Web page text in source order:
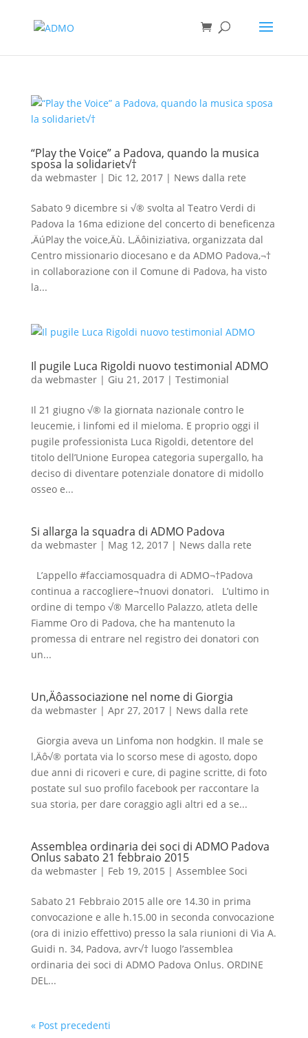
“Play the Voice” a Padova, quando la musica
sposa la solidariet√†
da webmaster| Dic 12, 2017| News dalla rete
Sabato 9 dicembre si √® svolta al Teatro Verdi di
Padova la 16ma edizione del concerto di beneficenza
‚ÄúPlay the voice‚Äù. L‚Äôiniziativa, organizzata dal
Centro missionario diocesano e da ADMO Padova,¬†
in collaborazione con il Comune di Padova, ha visto
la...
Il pugile Luca Rigoldi nuovo testimonial ADMO
da webmaster| Giu 21, 2017| Testimonial
Il 21 giugno √® la giornata nazionale contro le
leucemie, i linfomi ed il mieloma. E proprio oggi il
pugile professionista Luca Rigoldi, detentore del
titolo dell’Unione Europea categoria supergallo, ha
deciso di diventare potenziale donatore di midollo
osseo e...
Si allarga la squadra di ADMO Padova
da webmaster| Mag 12, 2017| News dalla rete
L’appello #facciamosquadra di ADMO¬†Padova
continua a raccogliere¬†nuovi donatori. L’ultimo in
ordine di tempo √® Marcello Palazzo, atleta delle
Fiamme Oro di Padova, che ha mantenuto la
promessa di entrare nel registro dei donatori con
un...
Un‚Äôassociazione nel nome di Giorgia
da webmaster| Apr 27, 2017| News dalla rete
Giorgia aveva un Linfoma non hodgkin. Il male se
l‚Äô√® portata via lo scorso mese di agosto, dopo
due anni di ricoveri e cure, di pagine scritte, di foto
postate sul suo profilo facebook per raccontare la
sua storia, per dare coraggio agli altri ed a se...
Assemblea ordinaria dei soci di ADMO Padova
Onlus sabato 21 febbraio 2015
da webmaster| Feb 19, 2015 | Assemblee Soci
Sabato 21 Febbraio 2015 alle ore 14.30 in prima
convocazione e alle h.15.00 in seconda convocazione
(ora di inizio effettivo) presso la sala riunioni di Via A.
Guidi n. 34, Padova, avr√† luogo l’assemblea
ordinaria dei soci di ADMO Padova Onlus. ORDINE
DEL...
« Post precedenti